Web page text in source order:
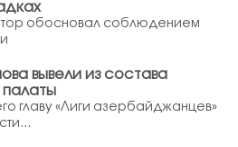
обосновал соблюдением
вывели из состава
главу «Лиги азербайджанцев»